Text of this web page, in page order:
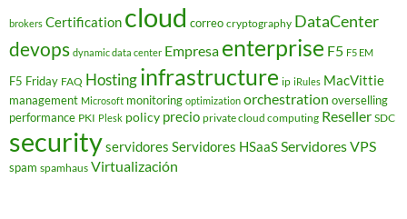
brokers Certification cloud correo cryptography DataCenter
devops dynamic data center Empresa enterprise F5 F5 EM
F5 Friday FAQ Hostinginfrastructure ip iRules MacVittie
management Microsoft monitoring optimization orchestration overselling
performance PKI Plesk policy precio private cloud computing Reseller SDC
securityservidores Servidores HSaaSServidores VPS
spam spamhaus Virtualización